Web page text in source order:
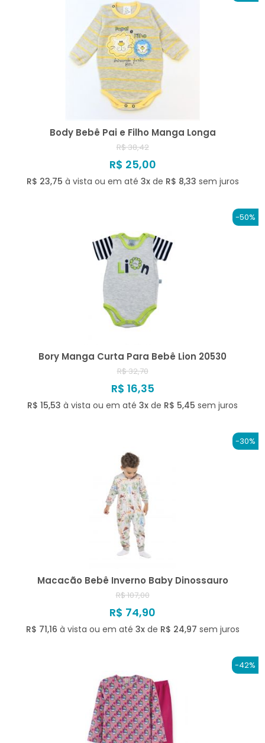
Body Bebê Pai e Filho Manga Longa
R$ 38,42
R$ 25,00
R$ 23,75 à vista ou em até 3xde R$ 8,33 sem juros
-50%
Bory Manga Curta Para Bebê Lion 20530
R$ 32,70
R$ 16,35
R$ 15,53 à vista ou em até 3x de R$ 5,45 sem juros
-30%
Macacão Bebê Inverno Baby Dinossauro
R$ 107,00
R$ 74,90
R$ 71,16 à vista ou em até 3xde R$ 24,97 sem juros
-42%